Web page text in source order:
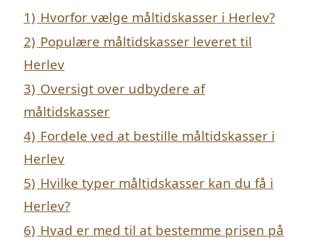
1) Hvorfor vælge måltidskasser i Herlev?
2) Populære måltidskasser leveret til
Herlev
3) Oversigt over udbydere af
måltidskasser
4) Fordele ved at bestille måltidskasser i
Herlev
5) Hvilke typer måltidskasser kan du få i
Herlev?
6) Hvad er med til at bestemme prisen på